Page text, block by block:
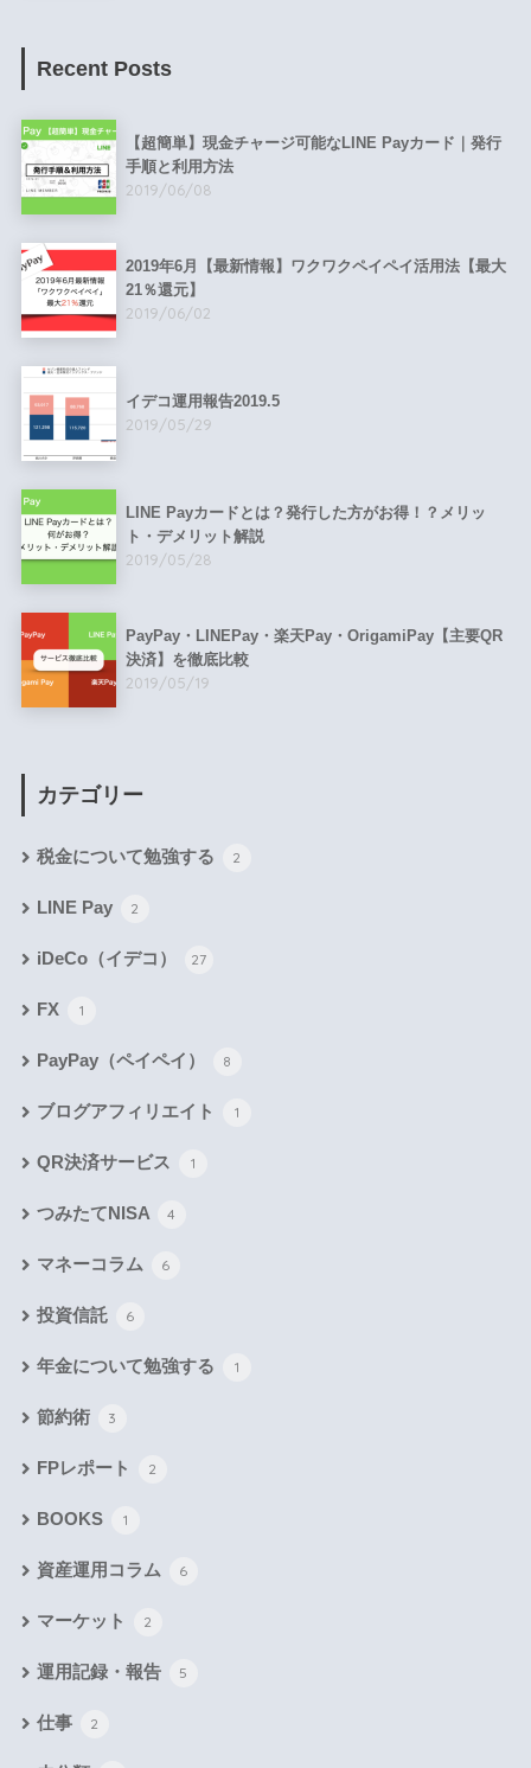
Recent Posts
【超簡単】現金チャージ可能なLINE Payカード｜発行
手順と利用方法
2019/06/08
2019年6月【最新情報】ワクワクペイペイ活用法【最大
21％還元】
2019/06/02
イデコ運用報告2019.5
2019/05/29
LINE Payカードとは？発行した方がお得！？メリッ
ト・デメリット解説
2019/05/28
PayPay・LINEPay・楽天Pay・OrigamiPay【主要QR
決済】を徹底比較
2019/05/19
カテゴリー
税金について勉強する 2
LINE Pay 2
iDeCo（イデコ） 27
FX 1
PayPay（ペイペイ） 8
ブログアフィリエイト 1
QR決済サービス 1
つみたてNISA 4
マネーコラム 6
投資信託 6
年金について勉強する 1
節約術 3
FPレポート 2
BOOKS 1
資産運用コラム 6
マーケット 2
運用記録・報告 5
仕事 2